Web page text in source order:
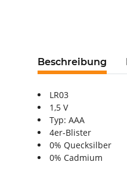
Beschreibung
LR03
1,5 V
Typ: AAA
4er-Blister
0% Quecksilber
0% Cadmium